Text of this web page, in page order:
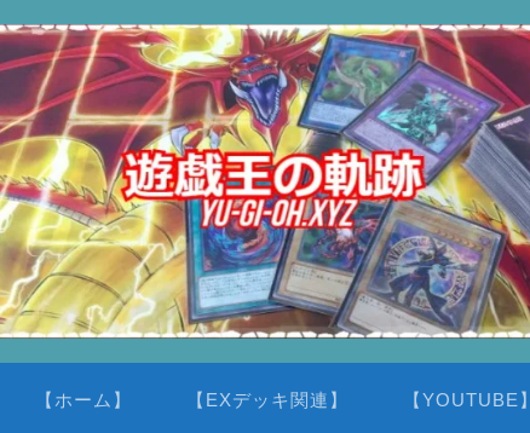
【ホーム】 【EXデッキ関連】 【YOUTUBE】